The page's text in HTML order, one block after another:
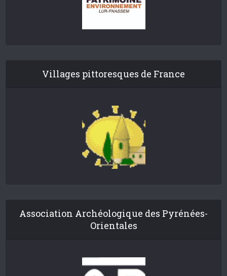
Villages pittoresques de France
Association Archéologique des Pyrénées-
Orientales